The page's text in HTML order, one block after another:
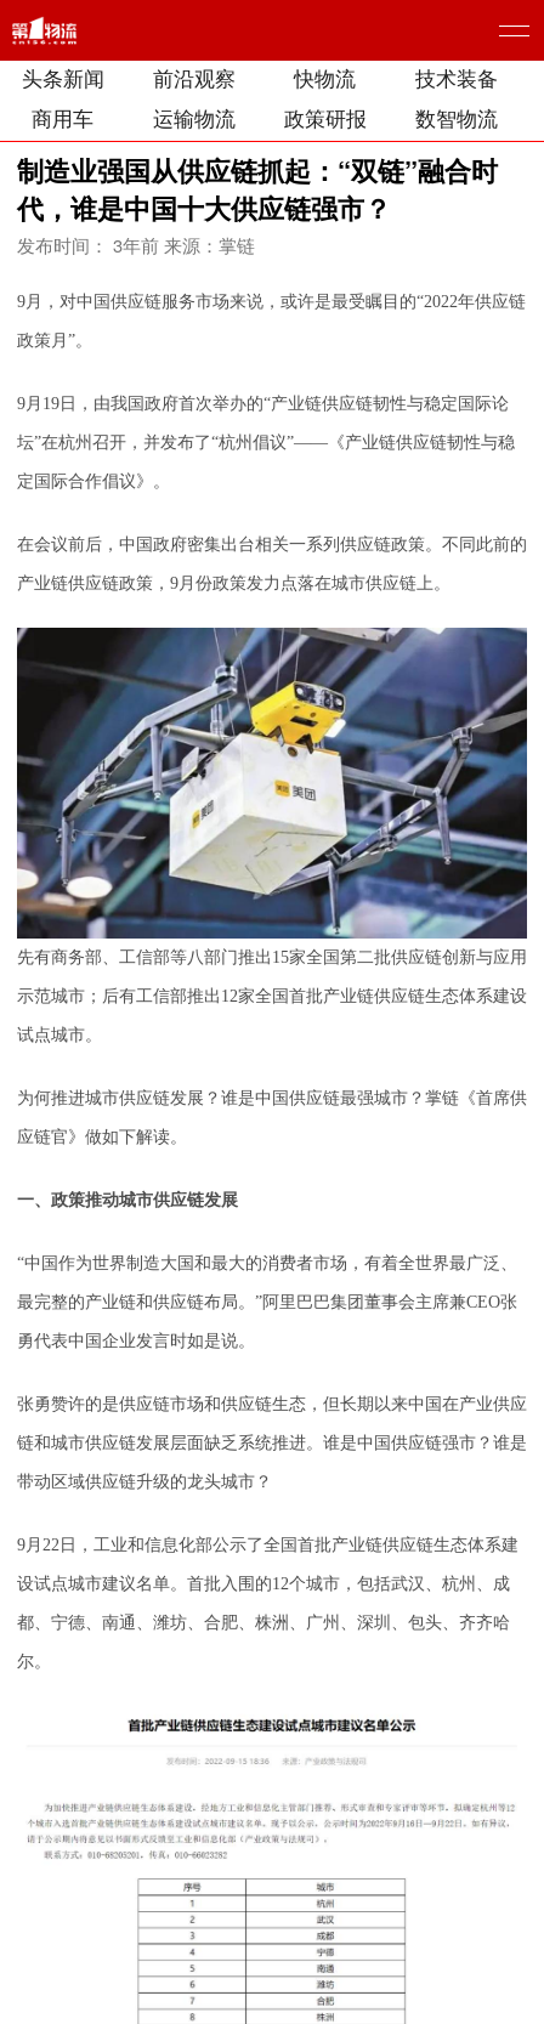
头条新闻 前沿观察 快物流
技术装备
商用车
运输物流 政策研报 数智物流
制造业强国从供应链抓起：“双链”融合时
代，谁是中国十大供应链强市？
发布时间： 3年前来源：掌链
9月，对中国供应链服务市场来说，或许是最受瞩目的“2022年供应链
政策月”。
9月19日，由我国政府首次举办的“产业链供应链韧性与稳定国际论
坛”在杭州召开，并发布了“杭州倡议”——《产业链供应链韧性与稳
定国际合作倡议》。
在会议前后，中国政府密集出台相关一系列供应链政策。不同此前的
产业链供应链政策，9月份政策发力点落在城市供应链上。
先有商务部、工信部等八部门推出15家全国第二批供应链创新与应用
示范城市；后有工信部推出12家全国首批产业链供应链生态体系建设
试点城市。
为何推进城市供应链发展？谁是中国供应链最强城市？掌链《首席供
应链官》做如下解读。
一、政策推动城市供应链发展
“中国作为世界制造大国和最大的消费者市场，有着全世界最广泛、
最完整的产业链和供应链布局。”阿里巴巴集团董事会主席兼CEO张
勇代表中国企业发言时如是说。
张勇赞许的是供应链市场和供应链生态，但长期以来中国在产业供应
链和城市供应链发展层面缺乏系统推进。谁是中国供应链强市？谁是
带动区域供应链升级的龙头城市？
9月22日，工业和信息化部公示了全国首批产业链供应链生态体系建
设试点城市建议名单。首批入围的12个城市，包括武汉、杭州、成
都、宁德、南通、潍坊、合肥、株洲、广州、深圳、包头、齐齐哈
尔。